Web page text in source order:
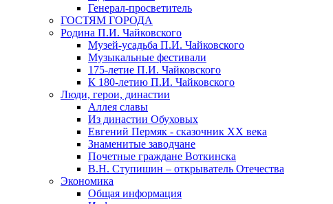
Генерал-просветитель
ГОСТЯМ ГОРОДА
Родина П.И. Чайковского
Музей-усадьба П.И. Чайковского
Музыкальные фестивали
175-летие П.И. Чайковского
К 180-летию П.И. Чайковского
Люди, герои, династии
Аллея славы
Из династии Обуховых
Евгений Пермяк - сказочник XX века
Знаменитые заводчане
Почетные граждане Воткинска
В.Н. Ступишин – открыватель Отечества
Экономика
Общая информация